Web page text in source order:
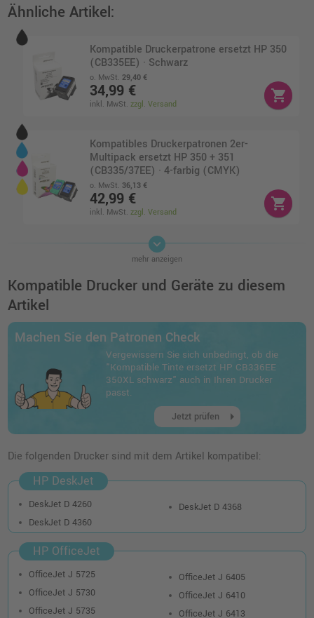
Ähnliche Artikel:
Kompatible Druckerpatrone ersetzt HP 350
(CB335EE) · Schwarz
o. MwSt. 29,40 €
34,99 €
inkl. MwSt.zzgl. Versand
shopping_cart
Kompatibles Druckerpatronen 2er-
Multipack ersetzt HP 350 + 351
(CB335/37EE) · 4-farbig (CMYK)
o. MwSt. 36,13 €
42,99 €
inkl. MwSt.zzgl. Versand
shopping_cart
Kompatible XL-Druckerpatrone ersetzt HP
351XL (CB338EE) · 3-farbig (CMY)
o. MwSt.
12,00 €
Kompatible Tinte ersetzt HP CB337EE 351
CMY
o. MwSt. 11,55 €
13,74 €
keyboard_arrow_down
mehr anzeigen
Kompatible Drucker und Geräte zu diesem
Artikel
Machen Sie den Patronen Check
Vergewissern Sie sich unbedingt, ob die
"Kompatible Tinte ersetzt HP CB336EE
350XL schwarz" auch in Ihren Drucker
passt.
Jetzt prüfen arrow_right
Die folgenden Drucker sind mit dem Artikel kompatibel:
HP DeskJet
DeskJet D 4260
DeskJet D 4360
DeskJet D 4368
HP OfficeJet
OfficeJet J 5725
OfficeJet J 5730
OfficeJet J 5735
OfficeJet J 6405
OfficeJet J 6410
OfficeJet J 6413